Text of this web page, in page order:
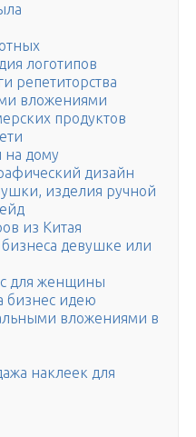
логотипов
репетиторства
вложениями
продуктов
на дому
дизайн
изделия ручной
из Китая
девушке или
для женщины
бизнес идею
вложениями в
наклеек для